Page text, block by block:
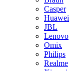
Casper
Huawei
JBL
Lenovo
Omix
Philips
Realme